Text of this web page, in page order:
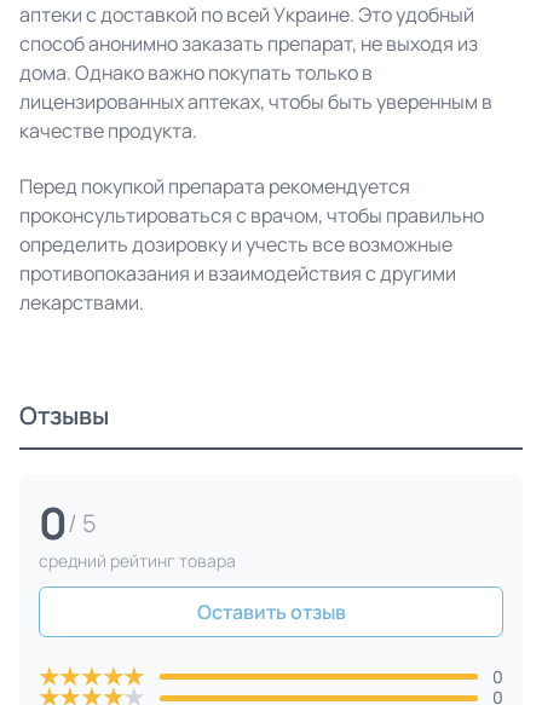
аптеки с доставкой по всей Украине. Это удобный
способ анонимно заказать препарат, не выходя из
дома. Однако важно покупать только в
лицензированных аптеках, чтобы быть уверенным в
качестве продукта.
Перед покупкой препарата рекомендуется
проконсультироваться с врачом, чтобы правильно
определить дозировку и учесть все возможные
противопоказания и взаимодействия с другими
лекарствами.
Отзывы
0/ 5
средний рейтинг товара
Оставить отзыв
★★★★★ 0
★★★★★ 0